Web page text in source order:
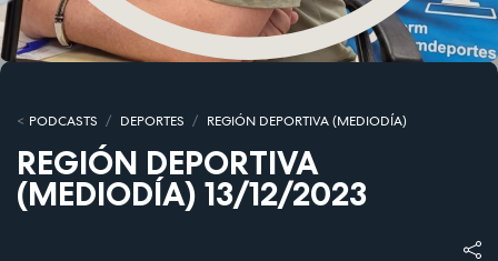
PODCASTS DEPORTES REGIÓN DEPORTIVA (MEDIODÍA)
REGIÓN DEPORTIVA
(MEDIODÍA) 13/12/2023